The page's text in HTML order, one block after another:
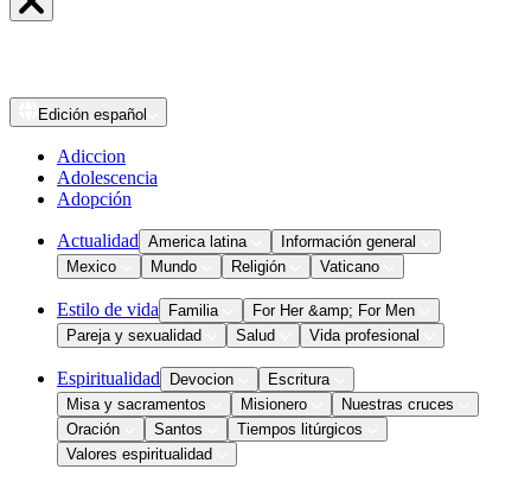
Edición español
Adiccion
Adolescencia
Adopción
Actualidad America latina
Información general
Mexico
Mundo Religión Vaticano
Estilo de vida Familia
For Her &amp; For Men
Pareja y sexualidad
Salud Vida profesional
Espiritualidad Devocion
Escritura
Misa y sacramentos
Misionero
Nuestras cruces
Oración
Santos
Tiempos litúrgicos
Valores espiritualidad